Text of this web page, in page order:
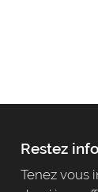
Restez
Tenez vous